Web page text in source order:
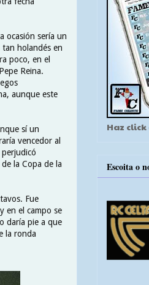
ocasión sería un
holandés en
poco, en el
Reina.
aunque este
sí un
vencedor al
la Copa de la
Fue
en el campo se
daría pie a que
la ronda
Haz
Escoita o